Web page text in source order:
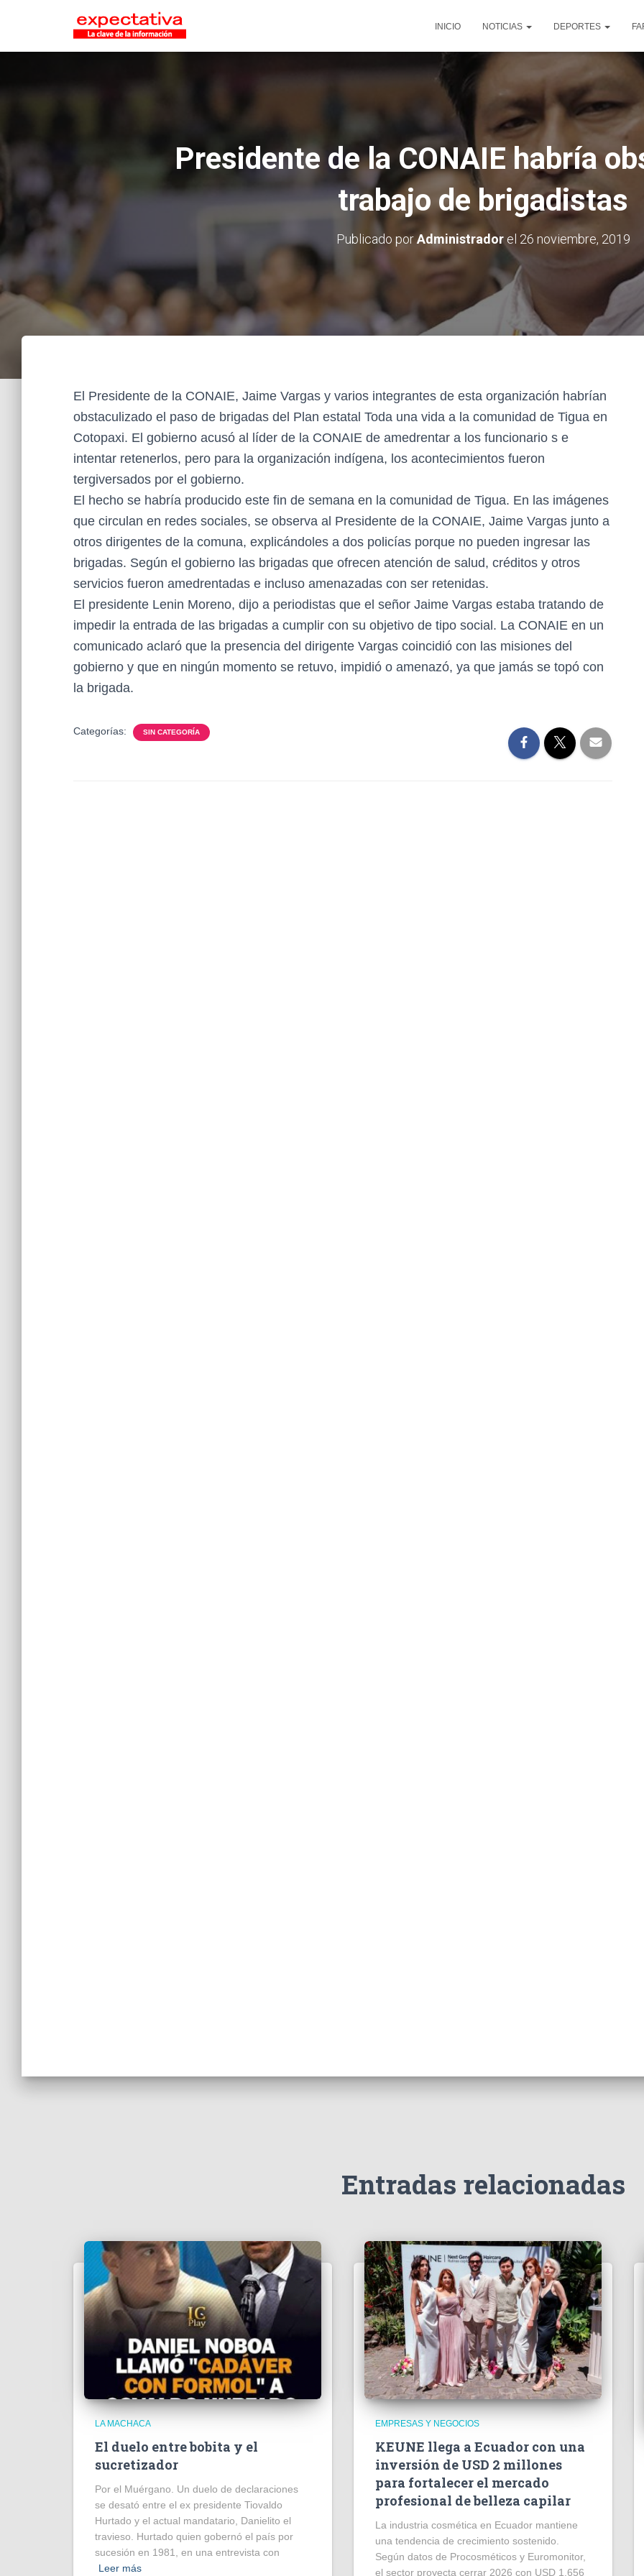
INICIO NOTICIAS DEPORTES
Presidente de la CONAIE habría
trabajo de brigadistas
Publicado porAdministradorel 26 noviembre, 2019
El Presidente de la CONAIE, Jaime Vargas y varios integrantes de esta organización habrían
obstaculizado el paso de brigadas del Plan estatal Toda una vida a la comunidad de Tigua en
Cotopaxi. El gobierno acusó al líder de la CONAIE de amedrentar a los funcionario s e
intentar retenerlos, pero para la organización indígena, los acontecimientos fueron
tergiversados por el gobierno.
El hecho se habría producido este fin de semana en la comunidad de Tigua. En las imágenes
que circulan en redes sociales, se observa al Presidente de la CONAIE, Jaime Vargas junto a
otros dirigentes de la comuna, explicándoles a dos policías porque no pueden ingresar las
brigadas. Según el gobierno las brigadas que ofrecen atención de salud, créditos y otros
servicios fueron amedrentadas e incluso amenazadas con ser retenidas.
El presidente Lenin Moreno, dijo a periodistas que el señor Jaime Vargas estaba tratando de
impedir la entrada de las brigadas a cumplir con su objetivo de tipo social. La CONAIE en un
comunicado aclaró que la presencia del dirigente Vargas coincidió con las misiones del
gobierno y que en ningún momento se retuvo, impidió o amenazó, ya que jamás se topó con
la brigada.
Categorías: SIN CATEGORÍA
Entradas relacionadas
LA MACHACA
El duelo entre bobita y el
sucretizador
Por el Muérgano. Un duelo de declaraciones
se desató entre el ex presidente Tiovaldo
Hurtado y el actual mandatario, Danielito el
travieso. Hurtado quien gobernó el país por
sucesión en 1981, en una entrevista con
Leer más
EMPRESAS Y NEGOCIOS
KEUNE llega a Ecuador con una
inversión de USD 2 millones
para fortalecer el mercado
profesional de belleza capilar
La industria cosmética en Ecuador mantiene
una tendencia de crecimiento sostenido.
Según datos de Procosméticos y Euromonitor,
el sector proyecta cerrar 2026 con USD 1.656